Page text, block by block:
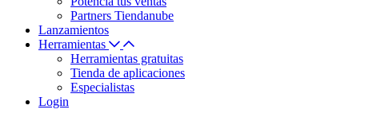
Partners Tiendanube
Lanzamientos
Herramientas
Herramientas gratuitas
Tienda de aplicaciones
Especialistas
Login